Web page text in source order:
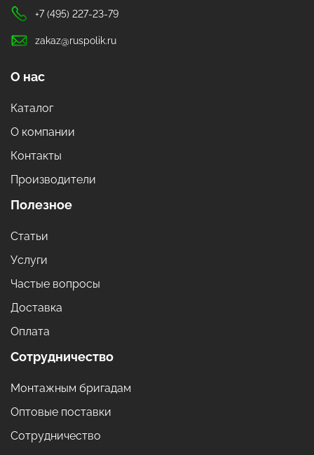
+7 (495) 227-23-79
zakaz@ruspolik.ru
О нас
Каталог
О компании
Контакты
Производители
Полезное
Статьи
Услуги
Частые вопросы
Доставка
Оплата
Сотрудничество
Монтажным бригадам
Оптовые поставки
Сотрудничество